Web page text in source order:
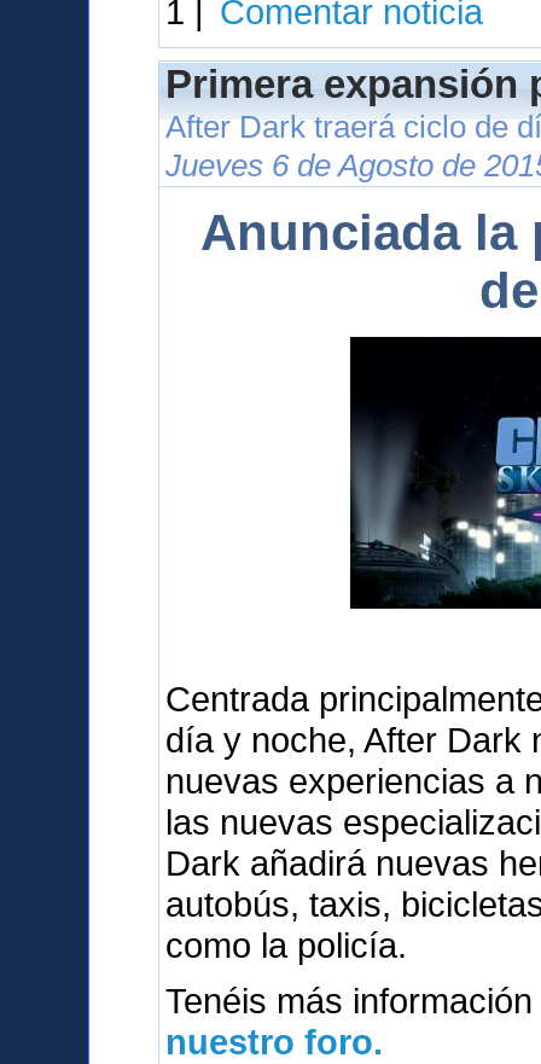
1 | Comentar noticia
Primera expansión
After Dark traerá ciclo de
Jueves 6 de Agosto de
Anunciada la
Centrada
día y noche, After Dark
nuevas experiencias a
las nuevas
Dark añadirá nuevas
autobús, taxis,
como la policía.
Tenéis más
nuestro foro.